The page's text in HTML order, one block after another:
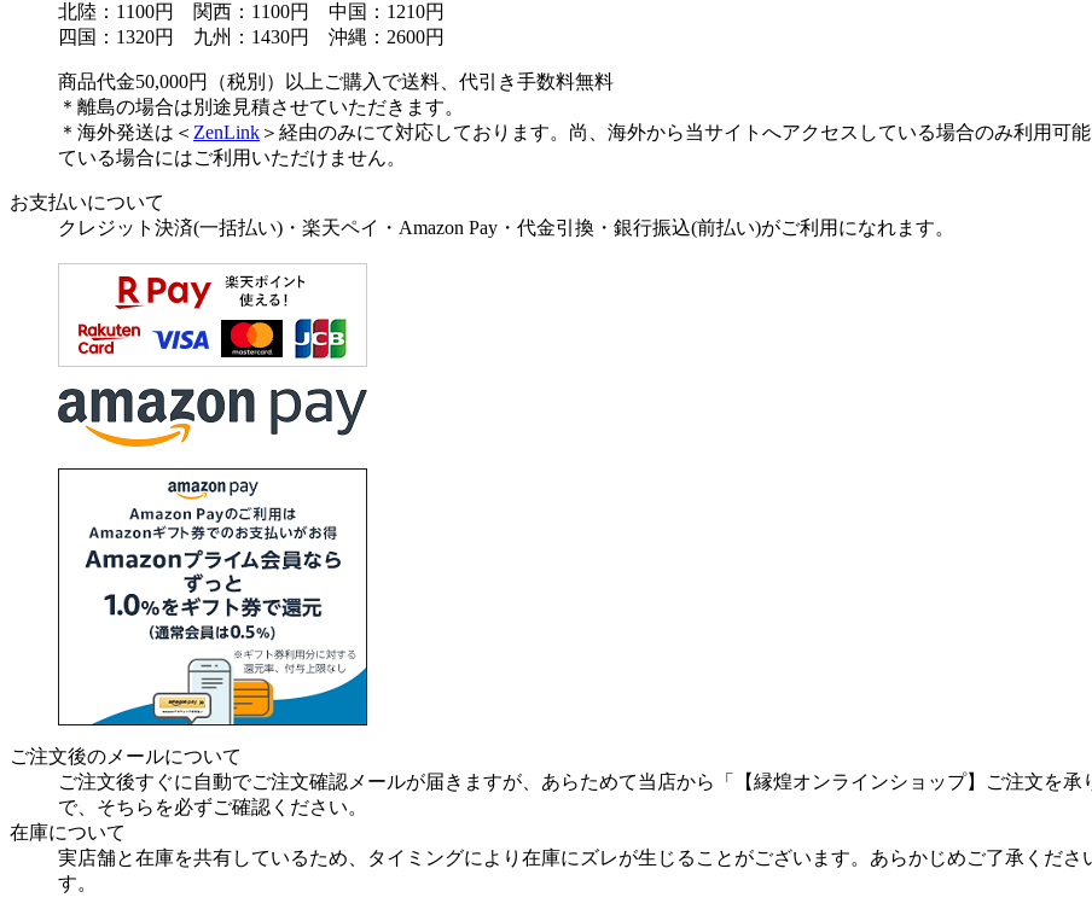
北陸：1100円 関西：1100円 中国：1210円
四国：1320円 九州：1430円 沖縄：2600円
商品代金50,000円（税別）以上ご購入で送料、代引き手数料無料
＊離島の場合は別途見積させていただきます。
＊海外発送は＜ ZenLink ＞経由のみにて対応しております。尚、海外から当サイトへアクセスしている場合のみ利用可
ている場合にはご利用いただけません。
お支払いについて
クレジット決済(一括払い)・楽天ペイ・Amazon Pay・代金引換・銀行振込(前払い)がご利用になれます。
ご注文後のメールについて
ご注文後すぐに自動でご注文確認メールが届きますが、あらためて当店から「【縁煌オンラインショップ】ご注文を
で、そちらを必ずご確認ください。
在庫について
実店舗と在庫を共有しているため、タイミングにより在庫にズレが生じることがございます。あらかじめご了承くだ
す。